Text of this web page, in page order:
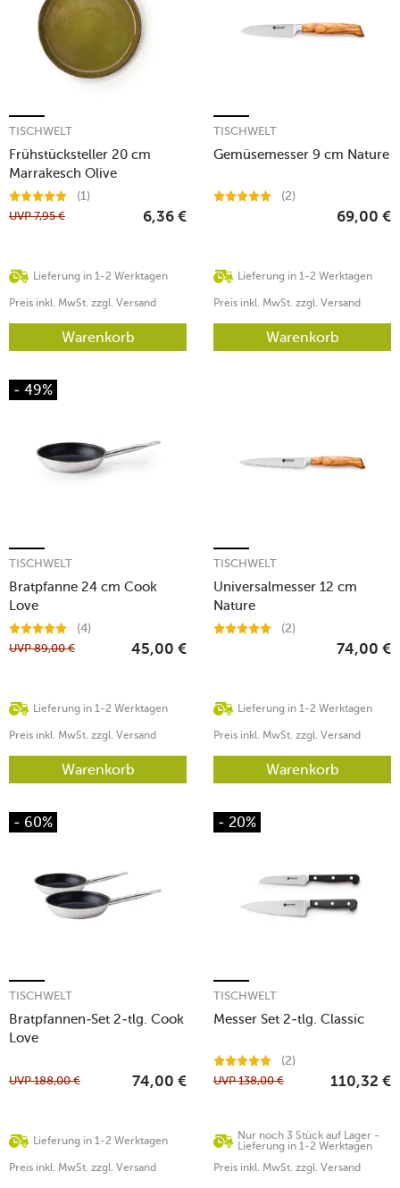
Frühstücksteller 20 cm
Marrakesch Olive
TISCHWELT
(1)
Lieferung in 1-2 Werktagen
UVP7,95 € 6,36 €
Preis inkl. MwSt. zzgl. Versand
Warenkorb
Gemüsemesser 9 cm Nature
TISCHWELT
(2)
Lieferung in 1-2 Werktagen
69,00 €
Preis inkl. MwSt. zzgl. Versand
Warenkorb
- 49%
Bratpfanne 24 cm Cook
Love
TISCHWELT
(4)
Lieferung in 1-2 Werktagen
UVP89,00 € 45,00 €
Preis inkl. MwSt. zzgl. Versand
Warenkorb
Universalmesser 12 cm
Nature
TISCHWELT
(2)
Lieferung in 1-2 Werktagen
74,00 €
Preis inkl. MwSt. zzgl. Versand
Warenkorb
- 60%
Bratpfannen-Set 2-tlg. Cook
Love
TISCHWELT
Lieferung in 1-2 Werktagen
UVP188,00 € 74,00 €
Preis inkl. MwSt. zzgl. Versand
- 20%
Messer Set 2-tlg. Classic
TISCHWELT
(2)
Nur noch 3 Stück auf Lager -
Lieferung in 1-2 Werktagen
UVP138,00 € 110,32 €
Preis inkl. MwSt. zzgl. Versand